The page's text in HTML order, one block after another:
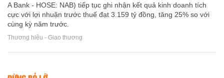
A Bank - HOSE: NAB) tiếp tục ghi nhận kết quả kinh doanh tích
cực với lợi nhuận trước thuế đạt 3.159 tỷ đồng, tăng 25% so với
cùng kỳ năm trước.
Thương hiệu - Giao thương